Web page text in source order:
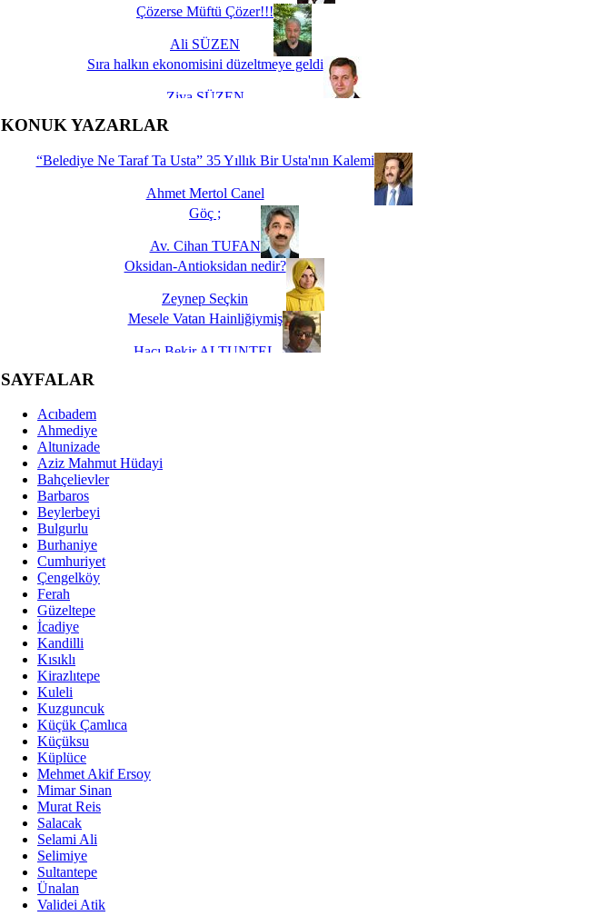
Çözerse Müftü Çözer!!!
Ali SÜZEN
Sıra halkın ekonomisini düzeltmeye geldi
Ziya SÜZEN
İşte Biz buyuz...
KONUK YAZARLAR
“Belediye Ne Taraf Ta Usta” 35 Yıllık Bir Usta'nın Kalemi
Ahmet Mertol Canel
Göç ;
Av. Cihan TUFAN
Oksidan-Antioksidan nedir?
Zeynep Seçkin
Mesele Vatan Hainliğiymiş
Hacı Bekir ALTUNTEL
Dünya Fani, Ama Kısa Bir Süre De Olsa Burdayız
Hukukun Adaleti Kalmadı Üstadım!
İmar Sorunlarının Genel Çözümü ''Riskli Alan Dönüşümü''
SAYFALAR
Acıbadem
Ahmediye
Altunizade
Aziz Mahmut Hüdayi
Bahçelievler
Barbaros
Beylerbeyi
Bulgurlu
Burhaniye
Cumhuriyet
Çengelköy
Ferah
Güzeltepe
İcadiye
Kandilli
Kısıklı
Kirazlıtepe
Kuleli
Kuzguncuk
Küçük Çamlıca
Küçüksu
Küplüce
Mehmet Akif Ersoy
Mimar Sinan
Murat Reis
Salacak
Selami Ali
Selimiye
Sultantepe
Ünalan
Validei Atik